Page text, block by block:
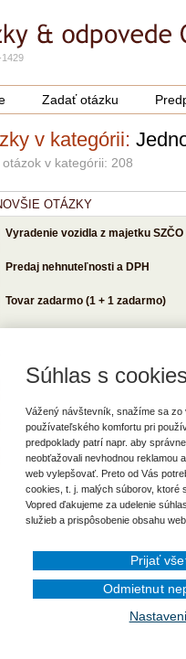
1429
Zadať otázku
v kategórii:
otázok v kategórii: 208
OTÁZKY
Vyradenie vozidla z majetku SZČO
Predaj nehnuteľnosti a DPH
Tovar zadarmo (1 + 1 zadarmo)
OTÁZKY
Účtovanie poskytovania stravy
Ročné zúčtovanie zdravotného
Členský príspevok
otázok
Zaúčtovanie duplicitnej platby
ID2984| 19.07.2017|Ing. Jarmila
Ako správne zaúčtovať v
Súhlas s cookies
Vážený návštevník, snažíme sa
používateľského komfortu pri
predpoklady patrí napr. aby
neobťažovali nevhodnou reklamou
web vylepšovať. Preto od Vás
cookies, t. j. malých súborov, ktoré
Vopred ďakujeme za udelenie
služieb a prispôsobenie obsahu
Odmietnut
Prijať